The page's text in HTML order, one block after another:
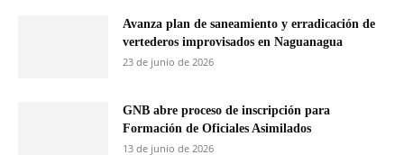
Avanza plan de saneamiento y erradicación de
vertederos improvisados en Naguanagua
23 de junio de 2026
GNB abre proceso de inscripción para
Formación de Oficiales Asimilados
13 de junio de 2026